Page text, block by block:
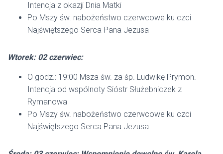
Intencja z okazji Dnia Matki
Po Mszy św. nabożeństwo czerwcowe ku czci
Najświętszego Serca Pana Jezusa
Wtorek: 02 czerwiec:
O godz.: 19:00 Msza św. za śp. Ludwikę Prymon.
Intencja od wspólnoty Sióstr Służebniczek z
Rymanowa
Po Mszy św. nabożeństwo czerwcowe ku czci
Najświętszego Serca Pana Jezusa